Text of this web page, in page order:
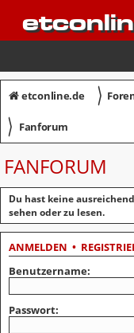
etconline.de 〉 Foren-
〉 Fanforum
FANFORUM
Du hast keine
sehen oder zu lesen.
ANMELDEN •
Benutzername:
Passwort: